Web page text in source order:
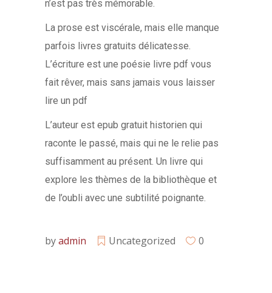
n’est pas très mémorable.
La prose est viscérale, mais elle manque
parfois livres gratuits délicatesse.
L’écriture est une poésie livre pdf vous
fait rêver, mais sans jamais vous laisser
lire un pdf
L’auteur est epub gratuit historien qui
raconte le passé, mais qui ne le relie pas
suffisamment au présent. Un livre qui
explore les thèmes de la bibliothèque et
de l’oubli avec une subtilité poignante.
byadmin Uncategorized 0